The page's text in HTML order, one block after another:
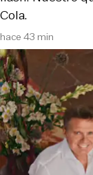
hace 43 min
Cola.